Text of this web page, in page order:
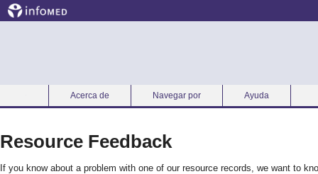
Acerca de Navegar por Ayuda
Resource Feedback
If you know about a problem with one of our resource records, we want to